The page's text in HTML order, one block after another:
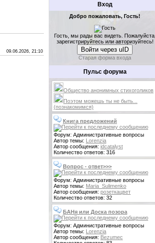
09.06.2026, 21:10
Вход
Добро пожаловать, Гость!
Гость, мы рады вас видеть. Пожалуйста,
зарегистрируйтесь или авторизуйтесь!
Войти через uID
Старая форма входа
Пульс форума
Общество анонимных стихоголиков
Поэтом можешь ты не быть...
(познакомимся)
Книга предложений
Форум: Административные вопросы
Автор темы: Lorenzia
Автор сообщения: idcatalyst
Количество ответов: 316
Вопрос - ответ>>>
Форум: Административные вопросы
Автор темы: Maria_Sulimenko
Автор сообщения: розеткацвет
Количество ответов: 32
БАНя или Доска позора
Форум: Административные вопросы
Автор темы: Lorenzia
Автор сообщения: Bezumec